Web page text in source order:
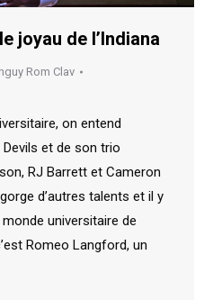
joyau de l’Indiana
Rom Clav
on entend
et de son trio
RJ Barrett et Cameron
d’autres talents et il y
universitaire de
Romeo Langford, un